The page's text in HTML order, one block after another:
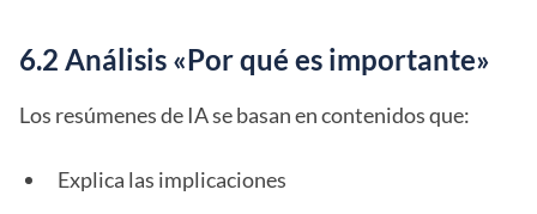
6.2 Análisis «Por qué es importante»
Los resúmenes de IA se basan en contenidos que:
Explica las implicaciones